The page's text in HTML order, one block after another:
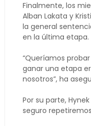
Finalmente, los
Alban Lakata y
la general
en la última etapa.
“Queríamos
ganar una etapa
nosotros”, ha
Por su parte,
seguro